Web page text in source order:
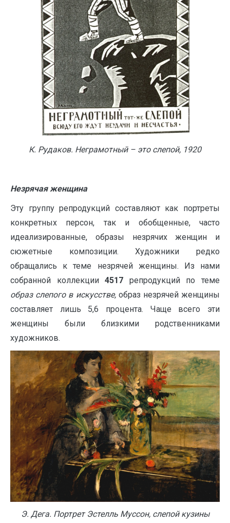
К. Рудаков. Неграмотный – это слепой, 1920
Незрячая женщина
Эту группу репродукций составляют как портреты
конкретных персон, так и обобщенные, часто
идеализированные, образы незрячих женщин и
сюжетные композиции. Художники редко
обращались к теме незрячей женщины. Из нами
собранной коллекции4517 репродукций по теме
образ слепого в искусстве, образ незрячей женщины
составляет лишь 5,6 процента. Чаще всего эти
женщины были близкими родственниками
художников.
Э. Дега. Портрет Эстелль Муссон, слепой кузины